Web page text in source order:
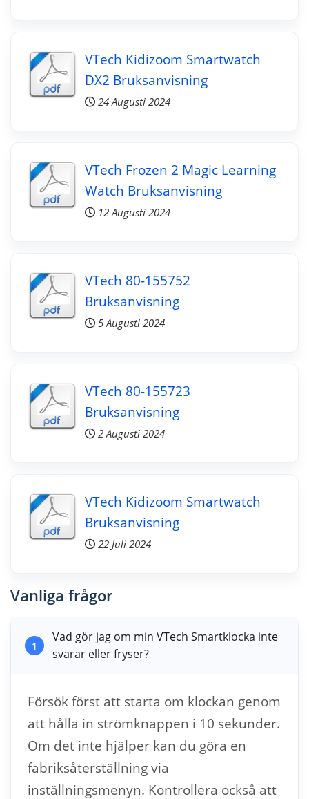
VTech Kidizoom Smartwatch
DX2 Bruksanvisning
24 Augusti 2024
VTech Frozen 2 Magic Learning
Watch Bruksanvisning
12 Augusti 2024
VTech 80-155752
Bruksanvisning
5 Augusti 2024
VTech 80-155723
Bruksanvisning
2 Augusti 2024
VTech Kidizoom Smartwatch
Bruksanvisning
22 Juli 2024
Vanliga frågor
1
Vad gör jag om min VTech Smartklocka inte
svarar eller fryser?
Försök först att starta om klockan genom
att hålla in strömknappen i 10 sekunder.
Om det inte hjälper kan du göra en
fabriksåterställning via
inställningsmenyn. Kontrollera också att